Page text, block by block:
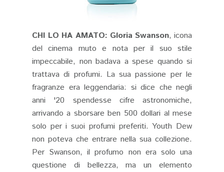
CHI LO HA AMATO: Gloria Swanson, icona
del cinema muto e nota per il suo stile
impeccabile, non badava a spese quando si
trattava di profumi. La sua passione per le
fragranze era leggendaria: si dice che negli
anni '20 spendesse cifre astronomiche,
arrivando a sborsare ben 500 dollari al mese
solo per i suoi profumi preferiti. Youth Dew
non poteva che entrare nella sua collezione.
Per Swanson, il profumo non era solo una
questione di bellezza, ma un elemento